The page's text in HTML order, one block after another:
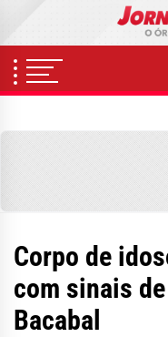
content
Corpo de
com sinais
Bacabal